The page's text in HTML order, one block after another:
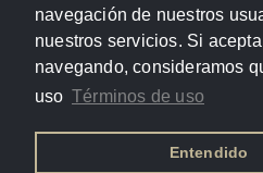
navegación de nuestros
nuestros servicios. Si
navegando, consideramos
uso Términos de uso
Entendido
Política de privacidad